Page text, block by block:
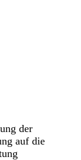
der
auf die